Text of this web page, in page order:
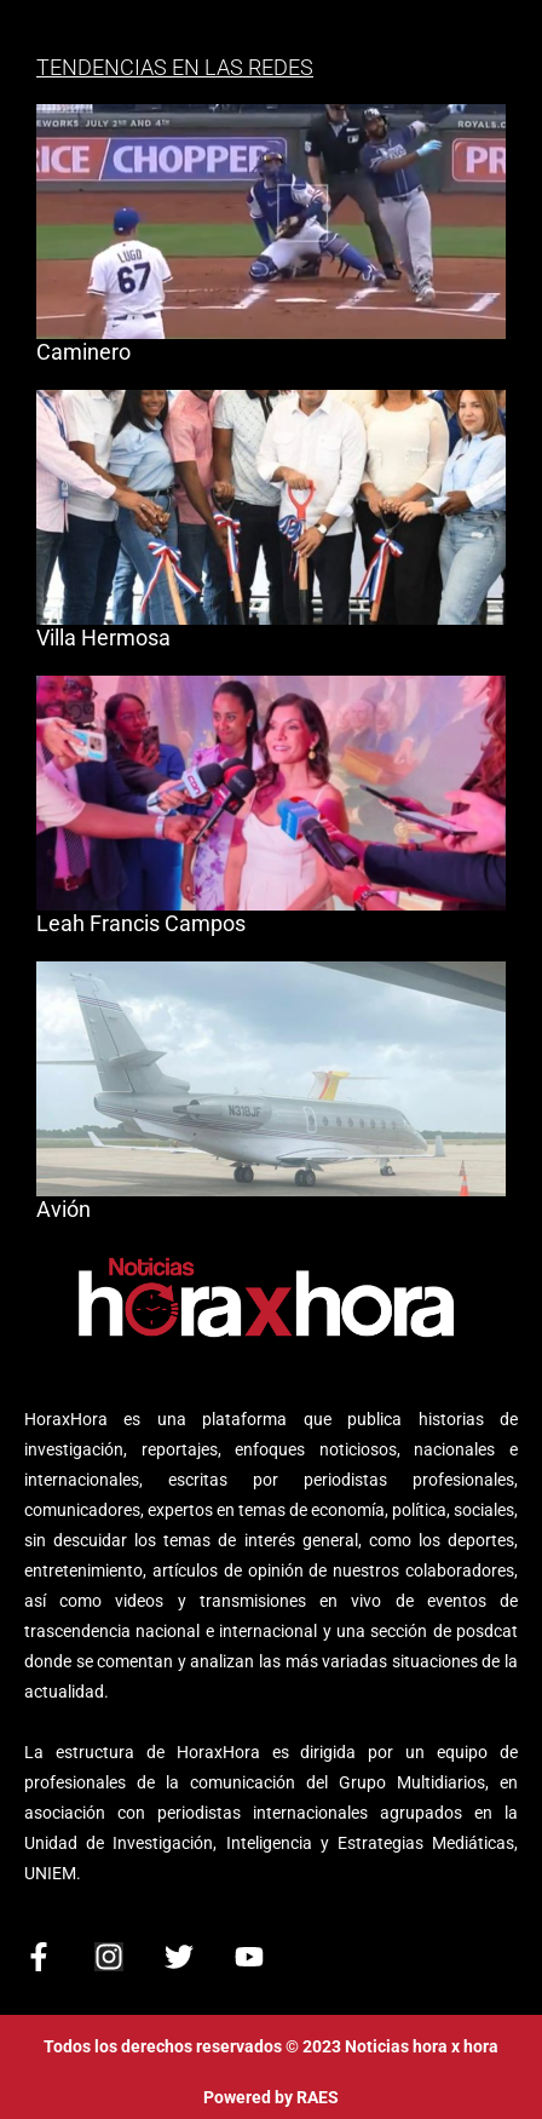
HoraxHora es una plataforma que publica historias de
investigación, reportajes, enfoques noticiosos, nacionales e
internacionales, escritas por periodistas profesionales,
comunicadores, expertos en temas de economía, política, sociales,
sin descuidar los temas de interés general, como los deportes,
entretenimiento, artículos de opinión de nuestros colaboradores,
así como videos y transmisiones en vivo de eventos de
trascendencia nacional e internacional y una sección de posdcat
donde se comentan y analizan las más variadas situaciones de la
actualidad.
La estructura de HoraxHora es dirigida por un equipo de
profesionales de la comunicación del Grupo Multidiarios, en
asociación con periodistas internacionales agrupados en la
Unidad de Investigación, Inteligencia y Estrategias Mediáticas,
UNIEM.
F
c
e
I
s
t
T
i
t
Y
u
t
b
TENDENCIAS EN LAS REDES
Caminero
Villa Hermosa
Leah Francis Campos
Avión
Todos los derechos reservados © 2023 Noticias hora x hora
Powered byRAES